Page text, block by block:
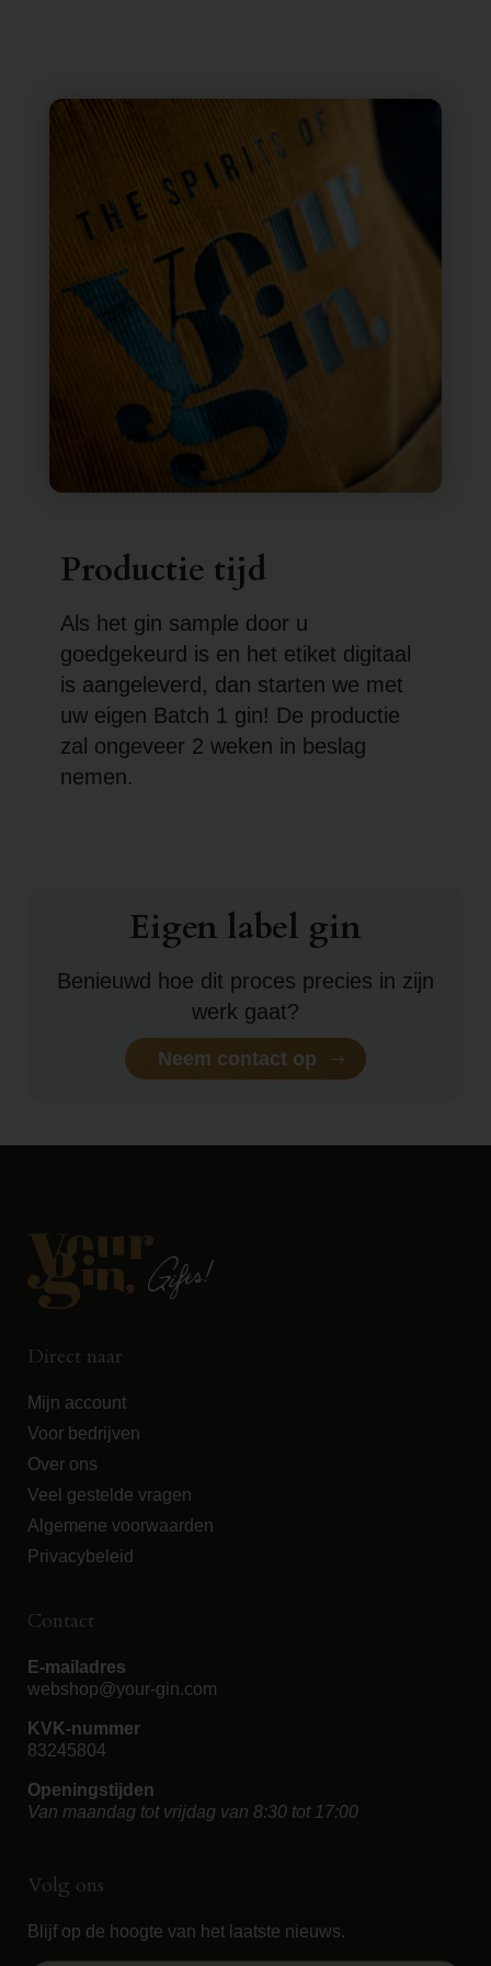
Productie tijd
Als het gin sample door u
goedgekeurd is en het etiket digitaal
is aangeleverd, dan starten we met
uw eigen Batch 1 gin! De productie
zal ongeveer 2 weken in beslag
nemen.
Eigen label gin
Benieuwd hoe dit proces precies in zijn
werk gaat?
Neem contact op
Direct naar
Mijn account
Voor bedrijven
Over ons
Veel gestelde vragen
Algemene voorwaarden
Privacybeleid
Contact
E-mailadres
webshop@your-gin.com
KVK-nummer
83245804
Openingstijden
Van maandag tot vrijdag van 8:30 tot 17:00
Volg ons
Blijf op de hoogte van het laatste nieuws.